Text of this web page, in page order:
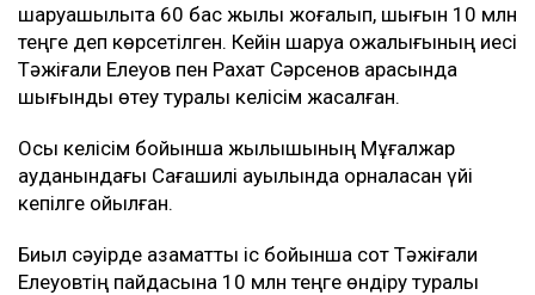
шаруашылықта 60 бас жылқы жоғалып, шығын 10 млн
теңге деп көрсетілген. Кейін шаруа қожалығының иесі
Тәжіғали Елеуов пен Рахат Сәрсенов арасында
шығынды өтеу туралы келісім жасалған.
Осы келісім бойынша жылқышының Мұғалжар
ауданындағы Сағашилі ауылында орналасқан үйі
кепілге қойылған.
Биыл сәуірде азаматтық іс бойынша сот Тәжіғали
Елеуовтің пайдасына 10 млн теңге өндіру туралы